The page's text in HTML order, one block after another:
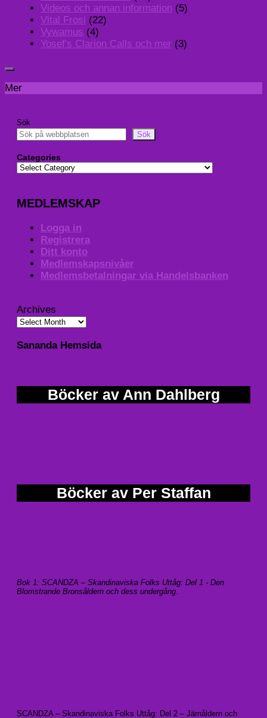
Videos och annan information (5)
Vital Frosi (22)
Vywamus (4)
Yosef's Clarion Calls och mer (3)
Mer
Sök
Sök
Categories
MEDLEMSKAP
Logga in
Registrera
Ditt konto
Medlemskapsnivåer
Medlemsbetalningar via Handelsbanken
Archives
Sananda Hemsida
Böcker av Ann Dahlberg
Böcker av Per Staffan
Bok 1: SCANDZA – Skandinaviska Folks Uttåg: Del 1 - Den
Blomstrande Bronsåldern och dess undergång.
SCANDZA – Skandinaviska Folks Uttåg: Del 2 – Järnåldern och